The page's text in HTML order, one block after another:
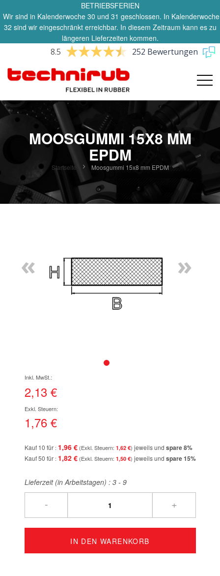
BETRIEBSFERIEN
Wir sind in Kalenderwoche 30 und 31 geschlossen. In Kalenderwoche
32 sind wir eingeschränkt erreichbar. In diesem Zeitraum kann es zu
längeren Lieferzeiten kommen.
8.5 252 Bewertungen
MOOSGUMMI 15X8 MM
EPDM
Startseite Moosgummi 15x8 mm EPDM
« »
der
Bildgalerie
2,13 €
1,76 €
Kauf 10 für 1,96 € 1,62 € jeweils und spare8%
Kauf 50 für 1,82 € 1,50 € jeweils und spare15%
Lieferzeit (in Arbeitstagen) : 3 - 9
- +
IN DEN WARENKORB